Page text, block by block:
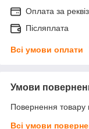
Оплата за
Післяплата
Всі умови оплати
Умови
Повернення товару
Всі умови